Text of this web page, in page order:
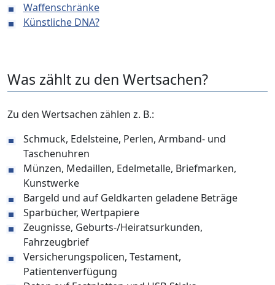
Waffenschränke
Künstliche DNA?
Was zählt zu den Wertsachen?
Zu den Wertsachen zählen z. B.:
Schmuck, Edelsteine, Perlen, Armband- und
Taschenuhren
Münzen, Medaillen, Edelmetalle, Briefmarken,
Kunstwerke
Bargeld und auf Geldkarten geladene Beträge
Sparbücher, Wertpapiere
Zeugnisse, Geburts-/Heiratsurkunden,
Fahrzeugbrief
Versicherungspolicen, Testament,
Patientenverfügung